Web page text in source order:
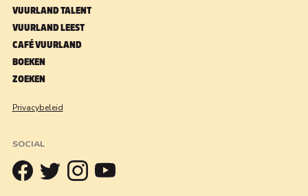
VUURLAND TALENT
VUURLAND LEEST
CAFÉ VUURLAND
BOEKEN
ZOEKEN
Privacybeleid
SOCIAL